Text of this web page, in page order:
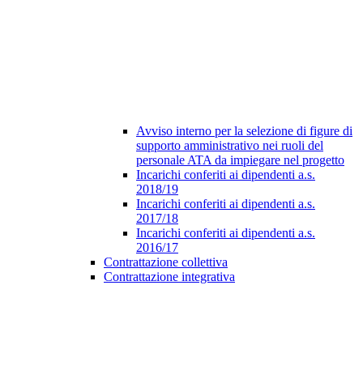
Avviso interno per la selezione di figure di
supporto amministrativo nei ruoli del
personale ATA da impiegare nel progetto
Incarichi conferiti ai dipendenti a.s.
2018/19
Incarichi conferiti ai dipendenti a.s.
2017/18
Incarichi conferiti ai dipendenti a.s.
2016/17
Contrattazione collettiva
Contrattazione integrativa